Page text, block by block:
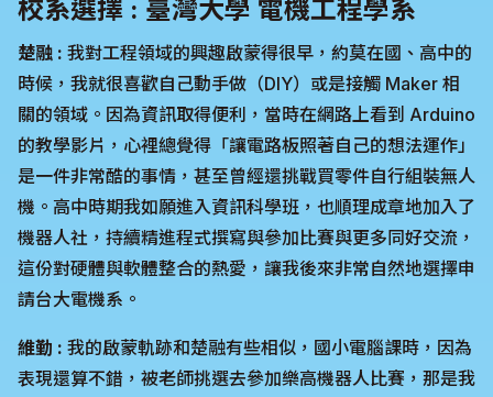
校系選擇 : 臺灣大學 電機工程學系
楚融 : 我對工程領域的興趣啟蒙得很早，約莫在國、高中的
時候，我就很喜歡自己動手做（DIY）或是接觸 Maker 相
關的領域。因為資訊取得便利，當時在網路上看到 Arduino
的教學影片，心裡總覺得「讓電路板照著自己的想法運作」
是一件非常酷的事情，甚至曾經還挑戰買零件自行組裝無人
機。高中時期我如願進入資訊科學班，也順理成章地加入了
機器人社，持續精進程式撰寫與參加比賽與更多同好交流，
這份對硬體與軟體整合的熱愛，讓我後來非常自然地選擇申
請台大電機系。
維勤 : 我的啟蒙軌跡和楚融有些相似，國小電腦課時，因為
表現還算不錯，被老師挑選去參加樂高機器人比賽，那是我